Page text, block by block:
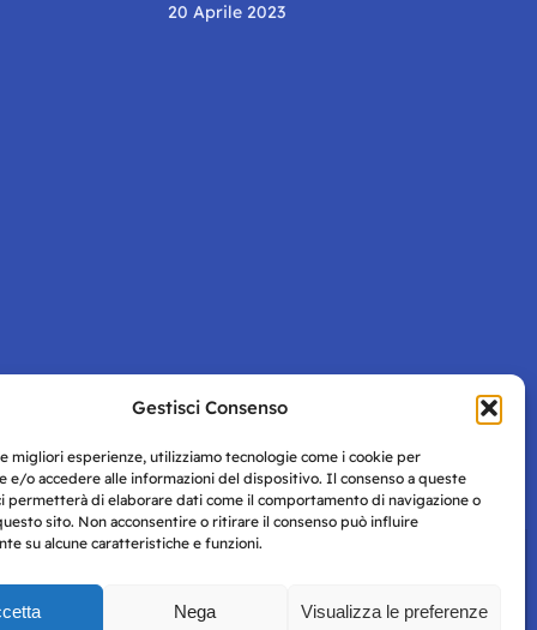
Gestisci Consenso
migliori esperienze, utilizziamo tecnologie come i cookie per
e/o accedere alle informazioni del dispositivo. Il consenso a queste
permetterà di elaborare dati come il comportamento di navigazione o
sito. Non acconsentire o ritirare il consenso può influire
su alcune caratteristiche e funzioni.
Nega Visualizza le preferenze
20 Aprile 2023